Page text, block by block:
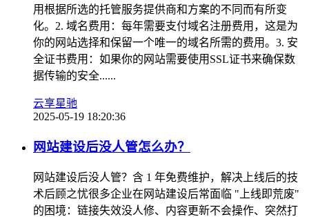
用根据所选的托管服务提供商和方案的不同而有所变
化。2. 域名费用：每年需要支付域名注册费用，这是为
你的网站选择和保留一个唯一的域名所需的费用。3. 安
全证书费用：如果你的网站需要使用SSL证书来确保数
据传输的安全......
云享星驰
2025-05-19 18:20:36
网站建设后没人管怎么办？
网站建设后没人管？含 1 年免费维护，解决上线后的技
术后顾之忧很多企业在网站建设后常面临 "上线即荒废"
的困境：链接失效没人修、内容更新不会操作、突然打